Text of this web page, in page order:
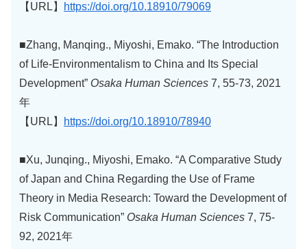
【URL】
https://doi.org/10.18910/79069
■Zhang, Manqing., Miyoshi, Emako. “The Introduction
of Life-Environmentalism to China and Its Special
Development” Osaka Human Sciences 7, 55-73, 2021
年
【URL】
https://doi.org/10.18910/78940
■Xu, Junqing., Miyoshi, Emako. “A Comparative Study
of Japan and China Regarding the Use of Frame
Theory in Media Research: Toward the Development of
Risk Communication” Osaka Human Sciences 7, 75-
92, 2021年